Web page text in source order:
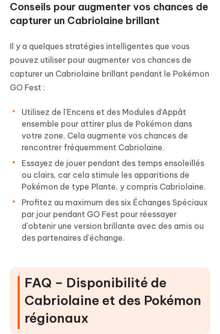
Conseils pour augmenter vos chances de
capturer un Cabriolaine brillant
Il y a quelques stratégies intelligentes que vous
pouvez utiliser pour augmenter vos chances de
capturer un Cabriolaine brillant pendant le Pokémon
GO Fest :
Utilisez de l'Encens et des Modules d'Appât
ensemble pour attirer plus de Pokémon dans
votre zone. Cela augmente vos chances de
rencontrer fréquemment Cabriolaine.
Essayez de jouer pendant des temps ensoleillés
ou clairs, car cela stimule les apparitions de
Pokémon de type Plante, y compris Cabriolaine.
Profitez au maximum des six Échanges Spéciaux
par jour pendant GO Fest pour réessayer
d'obtenir une version brillante avec des amis ou
des partenaires d'échange.
FAQ – Disponibilité de
Cabriolaine et des Pokémon
régionaux